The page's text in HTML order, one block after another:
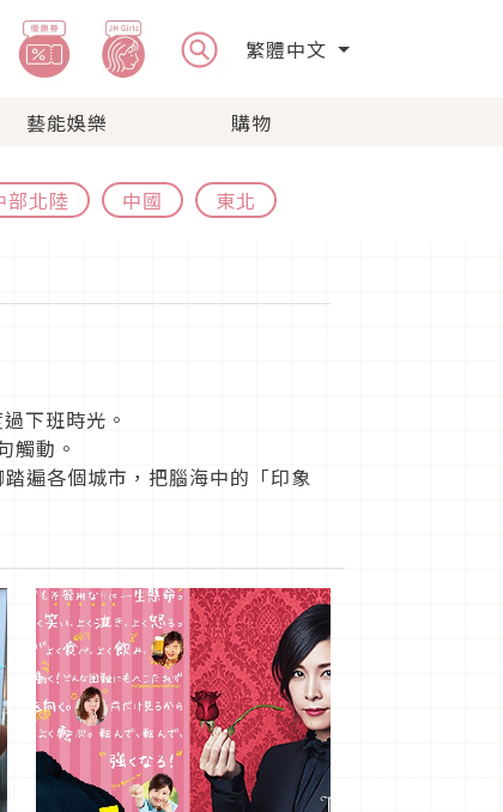
繁體中文
藝能娛樂 購物
部北陸 中國 東北
下班時光。
觸動。
遍各個城市，把腦海中的「印象